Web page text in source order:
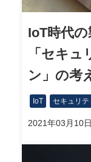
IoT時代
「セキ
ン」の考
IoT セキュリテ
2021年03月10日